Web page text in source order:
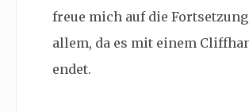
freue mich auf die
allem, da es mit einem
endet.